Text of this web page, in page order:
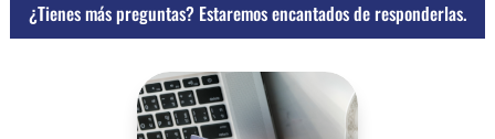
¿Tienes más preguntas? Estaremos encantados de responderlas.